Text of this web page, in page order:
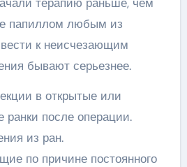
папиллом любым из
к неисчезающим
бывают серьезнее.
в открытые или
ранки после операции.
из ран.
по причине постоянного